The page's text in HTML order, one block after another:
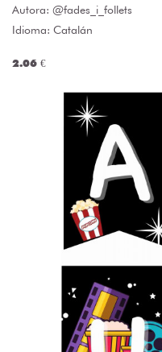
Autora: @fades_i_follets
Idioma: Catalán
2.06 €